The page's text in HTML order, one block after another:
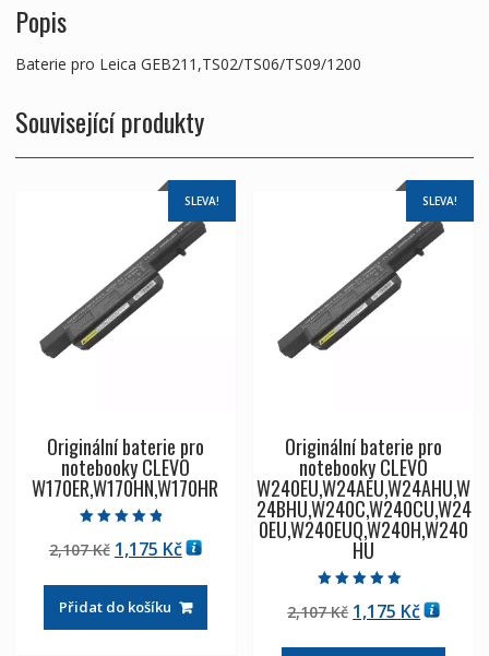
Popis
Baterie pro Leica GEB211,TS02/TS06/TS09/1200
Související produkty
SLEVA!
Originální baterie pro
notebooky CLEVO
W170ER,W170HN,W170HR
4.50
z 5
2,107Kč Původní
byla:
2,107 Kč
1,175 KčAktuální
je:
1,175 Kč
Přidat do košíku
SLEVA!
Originální baterie pro
notebooky CLEVO
W240EU,W24AEU,W24AHU,W
24BHU,W240C,W240CU,W24
0EU,W240EUQ,W240H,W240
HU
5.00
z 5
2,107Kč Původní
1,175 Kč